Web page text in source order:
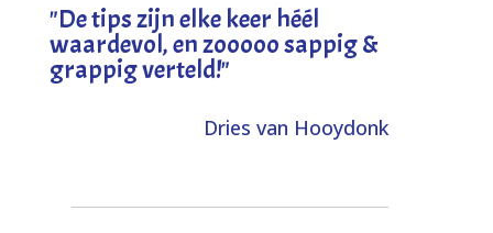
"De tips zijn elke keer héél
waardevol, en zooooo sappig &
grappig verteld!"
Dries van Hooydonk